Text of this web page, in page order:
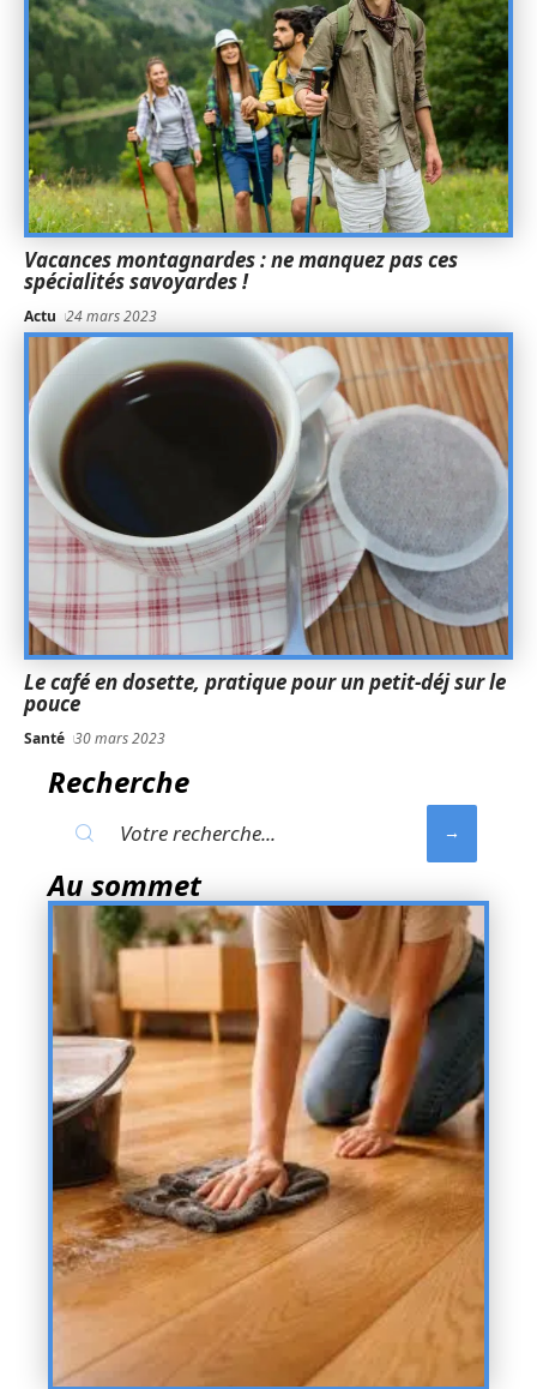
Vacances montagnardes : ne manquez pas ces
spécialités savoyardes !
Actu 24 mars 2023
Le café en dosette, pratique pour un petit-déj sur le
pouce
Santé 30 mars 2023
Recherche
Au sommet